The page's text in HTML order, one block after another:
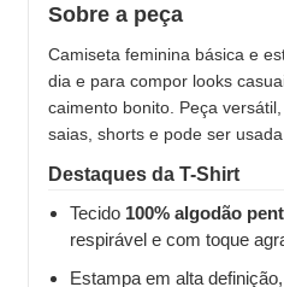
Sobre a peça
Camiseta feminina básica e
dia e para compor looks
caimento bonito. Peça
saias, shorts e pode ser
Destaques da T-Shirt
Tecido 100% algodão
respirável e com toque
Estampa em alta